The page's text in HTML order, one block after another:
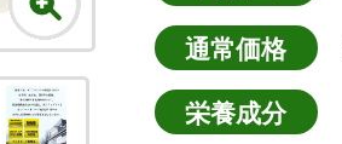
通常価格
栄養成分